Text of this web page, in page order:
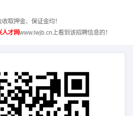
取押金、保证金均！
人才网www.lwjb.cn上看到该招聘信息的！